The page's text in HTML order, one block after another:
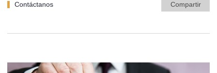
Contáctanos Compartir